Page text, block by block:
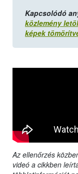
Kapcsolódó
közlemény
képek
Az ellenőrzés
videó a cikkben